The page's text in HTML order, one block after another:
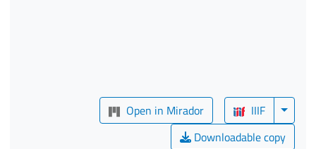
Open in Mirador
IIIF
Downloadable copy